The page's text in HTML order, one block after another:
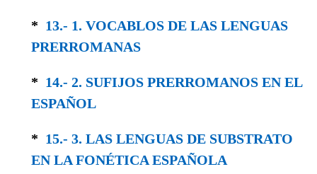
* 13.- 1. VOCABLOS DE LAS LENGUAS
PRERRO­MANAS
* 14.- 2. SUFIJOS PRERROMANOS EN EL
ESPAÑOL
* 15.- 3. LAS LENGUAS DE SUBSTRATO
EN LA FONÉTICA ESPAÑOLA